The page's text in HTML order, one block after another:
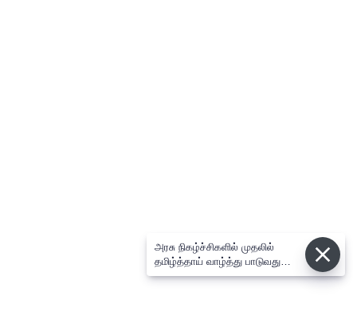
அரசு நிகழ்ச்சிகளில் முதலில்
தமிழ்த்தாய் வாழ்த்து பாடுவது
கட்டாயம்